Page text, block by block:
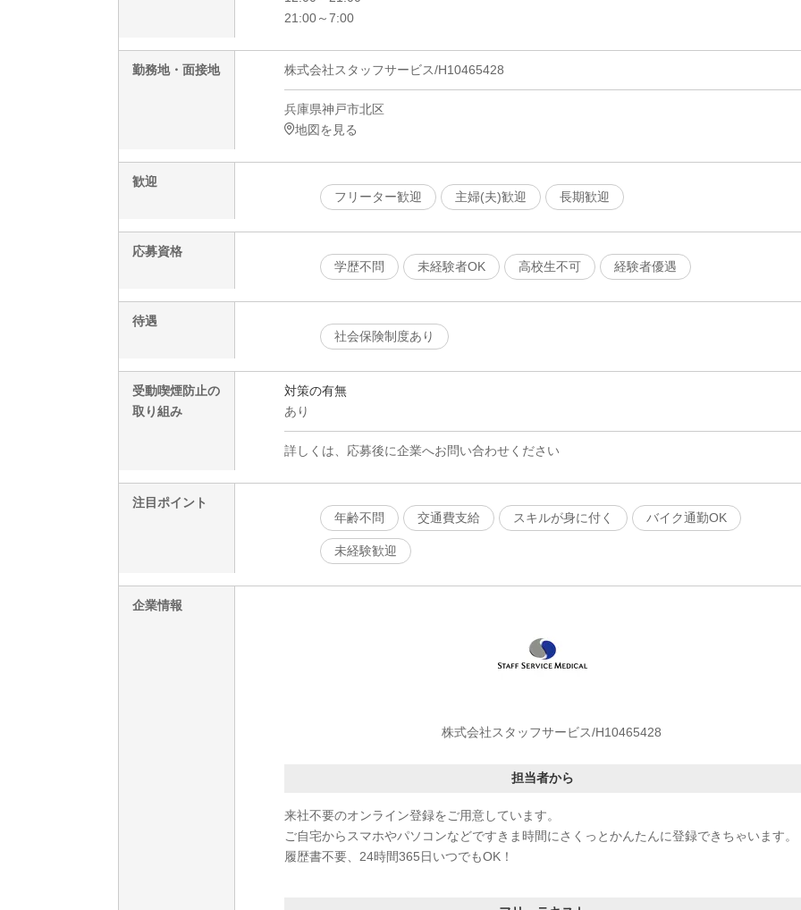
21:00～7:00
勤務地・面接地 株式会社スタッフサービス/H10465428
兵庫県神戸市北区
地図を見る
歓迎
フリーター歓迎
主婦(夫)歓迎 長期歓迎
応募資格
学歴不問
未経験者OK 高校生不可 経験者優遇
待遇
社会保険制度あり
受動喫煙防止の
取り組み
対策の有無
あり
詳しくは、応募後に企業へお問い合わせください
注目ポイント
年齢不問
交通費支給 スキルが身に付く バイク通勤OK
未経験歓迎
企業情報
株式会社スタッフサービス/H10465428
担当者から
来社不要のオンライン登録をご用意しています。
ご自宅からスマホやパソコンなどですきま時間にさくっとかんたんに登録できちゃいます。
履歴書不要、24時間365日いつでもOK！